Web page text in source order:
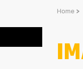
Home >